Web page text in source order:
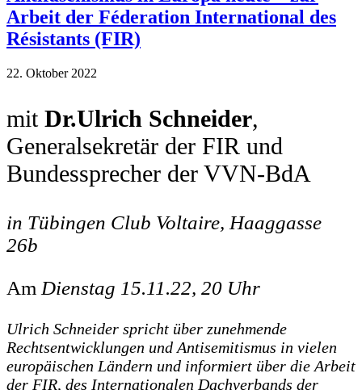
Arbeit der Féderation International des
Résistants (FIR)
22. Oktober 2022
mit Dr.Ulrich Schneider,
Generalsekretär der FIR und
Bundessprecher der VVN-BdA
in Tübingen Club Voltaire, Haaggasse
26b
Am Dienstag 15.11.22, 20 Uhr
Ulrich Schneider spricht über zunehmende
Rechtsentwicklungen und Antisemitismus in vielen
europäischen Ländern und informiert über die Arbeit
der FIR, des Internationalen Dachverbands der